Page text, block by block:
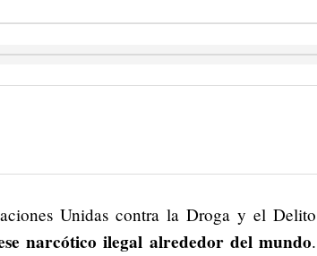
Unidas contra la Droga y el Delito
narcótico ilegal alrededor del mundo.